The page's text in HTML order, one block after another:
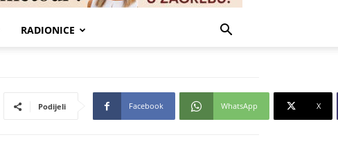
RADIONICE
Podijeli Facebook WhatsApp X